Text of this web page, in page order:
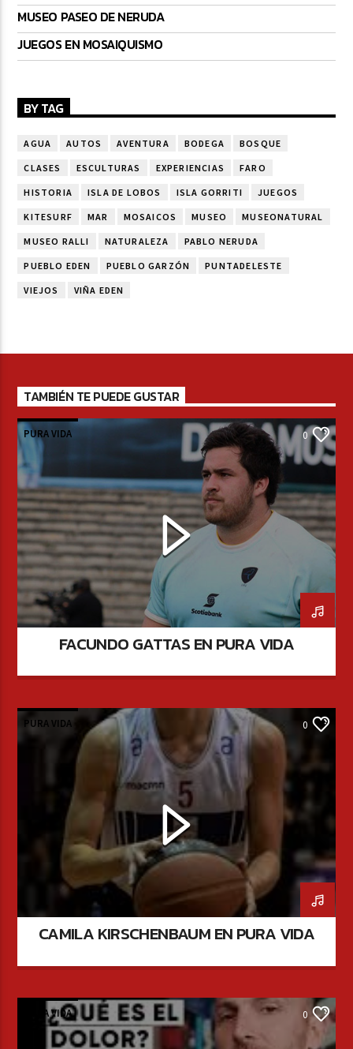
MUSEO PASEO DE NERUDA
JUEGOS EN MOSAIQUISMO
BY TAG
AGUA AUTOS AVENTURA BODEGA BOSQUE
CLASES ESCULTURAS EXPERIENCIAS FARO
HISTORIA ISLA DE LOBOS ISLA GORRITI JUEGOS
KITESURF MAR MOSAICOS MUSEO MUSEONATURAL
MUSEO RALLI NATURALEZA PABLO NERUDA
PUEBLO EDEN PUEBLO GARZÓN PUNTADELESTE
VIEJOS VIÑA EDEN
TAMBIÉN TE PUEDE GUSTAR
PURA VIDA 0
FACUNDO GATTAS EN PURA VIDA
PURA VIDA 0
CAMILA KIRSCHENBAUM EN PURA VIDA
PURA VIDA 0